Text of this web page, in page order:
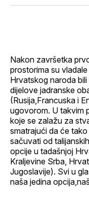
Nakon završetka
prostorima su
Hrvatskog naroda
dijelove jadranske
(Rusija,Francuska i
ugovorom. U takvim
koje se zalažu za
smatrajući da će
sačuvati od
opcije u tadašnjoj
Kraljevine Srba,
Jugoslavije). Svi u
naša jedina